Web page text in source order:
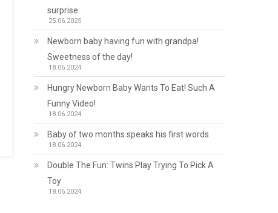
surprise.
25.06.2025
Newborn baby having fun with grandpa!
Sweetness of the day!
18.06.2024
Hungry Newborn Baby Wants To Eat! Such A
Funny Video!
18.06.2024
Baby of two months speaks his first words
18.06.2024
Double The Fun: Twins Play Trying To Pick A
Toy
18.06.2024